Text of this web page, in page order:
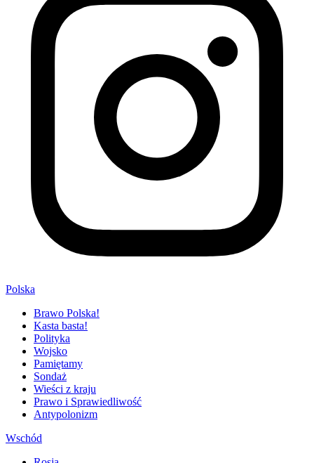
Polska
Brawo Polska!
Kasta basta!
Polityka
Wojsko
Pamiętamy
Sondaż
Wieści z kraju
Prawo i Sprawiedliwość
Antypolonizm
Wschód